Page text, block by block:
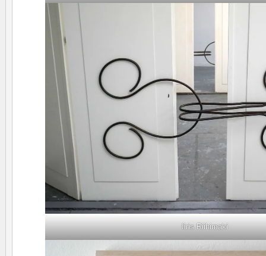
Iiris Riihimaki